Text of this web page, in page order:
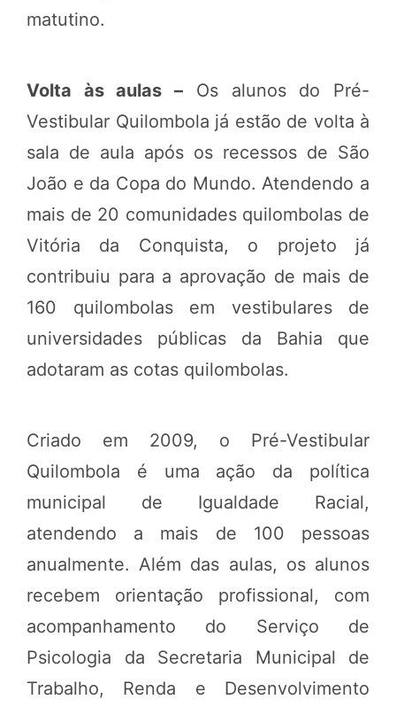
matutino.
Volta às aulas – Os alunos do Pré-
Vestibular Quilombola já estão de volta à
sala de aula após os recessos de São
João e da Copa do Mundo. Atendendo a
mais de 20 comunidades quilombolas de
Vitória da Conquista, o projeto já
contribuiu para a aprovação de mais de
160 quilombolas em vestibulares de
universidades públicas da Bahia que
adotaram as cotas quilombolas.
Criado em 2009, o Pré-Vestibular
Quilombola é uma ação da política
municipal de Igualdade Racial,
atendendo a mais de 100 pessoas
anualmente. Além das aulas, os alunos
recebem orientação profissional, com
acompanhamento do Serviço de
Psicologia da Secretaria Municipal de
Trabalho, Renda e Desenvolvimento